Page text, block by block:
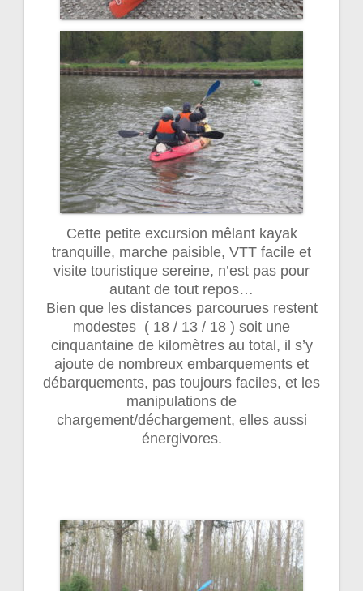
Cette petite excursion mêlant kayak
tranquille, marche paisible, VTT facile et
visite touristique sereine, n’est pas pour
autant de tout repos…
Bien que les distances parcourues restent
modestes ( 18 / 13 / 18 ) soit une
cinquantaine de kilomètres au total, il s’y
ajoute de nombreux embarquements et
débarquements, pas toujours faciles, et les
manipulations de
chargement/déchargement, elles aussi
énergivores.